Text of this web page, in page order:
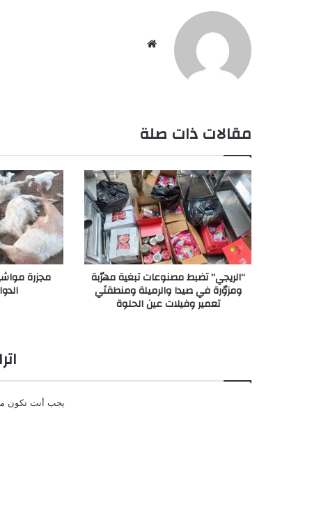
مقالات ذات صلة
“الريجي” تضبط مصنوعات تبغية مهرّبة
ومزوّرة في صيدا والرميلة ومنطقتَي
تعمير وفيلات عين الحلوة
مجزرة
يجب أنت تكون